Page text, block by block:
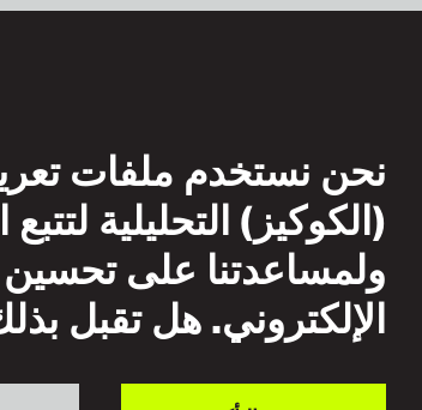
نحن نستخدم ملفات
(الكوكيز) التحليلية
ولمساعدتنا على تحسين
الإلكتروني. هل تقبل